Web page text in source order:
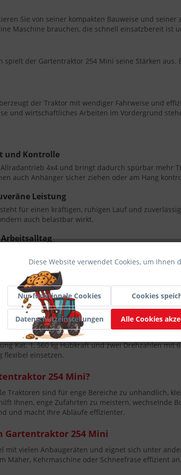
Sie von seiner kompakten Bauweise und
Maschine brauchen, die schnell einsatzbereit ist
spielt der Gartentraktor 254 Mini seine Stärken
der Traktor mit wendiger Fahrweise und
und wirtschaftliches Arbeiten im Vordergrund
und Kontrolle
4x4 und bringt dadurch spürbar mehr
auch Anhänger sicher ziehen oder am Hang
Leistung
für einen kräftigen, ruhigen Lauf und
auch belastbar wirkt.
Arbeitsalltag
die im Alltag echten Nutzen schafft.
ein fein abgestuftes Getriebe in einer
möchten.
Platz
Wenderadius von 1800 mm bleibt der
Rangiermanöver.
Zapfwelle
Kat. 1, 560 kg Hubkraft und zwei Drehzahlen
flexibel einsetzen.
254 Mini?
Traktoren sind für enge Bereiche zu unhandlich,
Ihnen, enge Zufahrten zu meistern,
und macht Ihre Abläufe effizienter.
Gartentraktor 254 Mini
mit vielen Anbaugeräten und eignet sich unter
Mäher, Kehrmaschine oder Schneefräse effizient
Diese Website verwendet Cookies, um
Nur funktionale Cookies Cookies
Datenschutzeinstellungen Alle Cookies